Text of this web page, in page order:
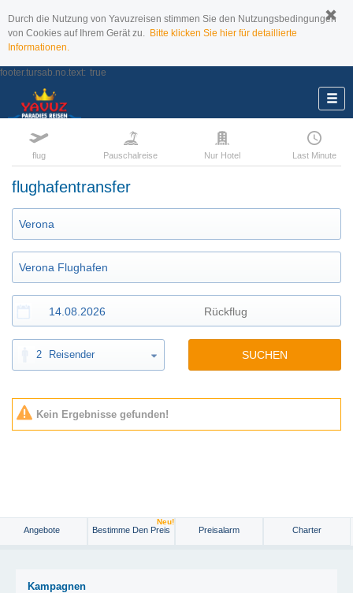
Durch die Nutzung von Yavuzreisen stimmen Sie den Nutzungsbedingungen
von Cookies auf Ihrem Gerät zu. Bitte klicken Sie hier für detaillierte
Informationen.
footer.tursab.no.text: true
flug Pauschalreise Nur Hotel Last Minute
flughafentransfer
2 Reisender SUCHEN
Kein Ergebnisse gefunden!
Angebote Bestimme Den Preis
Neu!
Preisalarm Charter
Kampagnen